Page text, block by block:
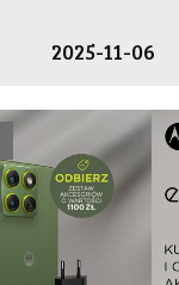
2025-11-06